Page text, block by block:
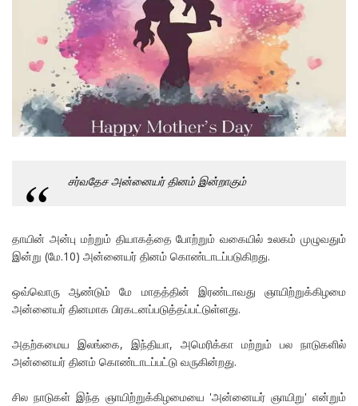
சர்வதேச அன்னையர் தினம் இன்றாகும்
தாயின் அன்பு மற்றும் தியாகத்தை போற்றும் வகையில் உலகம் முழுவதும்
இன்று (மே.10) அன்னையர் தினம் கொண்டாடப்படுகிறது.
ஒவ்வொரு ஆண்டும் மே மாதத்தின் இரண்டாவது ஞாயிற்றுக்கிழமை
அன்னையர் தினமாக பிரகடனப்படுத்தப்பட்டுள்ளது.
அதற்கமைய இலங்கை, இந்தியா, அமெரிக்கா மற்றும் பல நாடுகளில்
அன்னையர் தினம் கொண்டாடப்பட்டு வருகின்றது.
சில நாடுகள் இந்த ஞாயிற்றுக்கிழமையை 'அன்னையர் ஞாயிறு' என்றும்